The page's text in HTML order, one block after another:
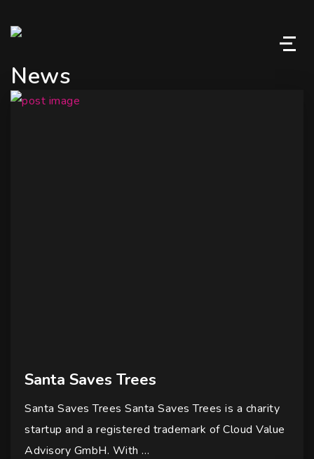
News
Santa Saves Trees
Santa Saves Trees Santa Saves Trees is a charity
startup and a registered trademark of Cloud Value
Advisory GmbH. With …